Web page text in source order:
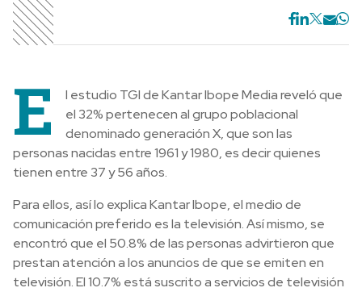
E
l estudio TGI de Kantar Ibope Media reveló que
el 32% pertenecen al grupo poblacional
denominado generación X, que son las
personas nacidas entre 1961 y 1980, es decir quienes
tienen entre 37 y 56 años.
Para ellos, así lo explica Kantar Ibope, el medio de
comunicación preferido es la televisión. Así mismo, se
encontró que el 50.8% de las personas advirtieron que
prestan atención a los anuncios de que se emiten en
televisión. El 10.7% está suscrito a servicios de televisión